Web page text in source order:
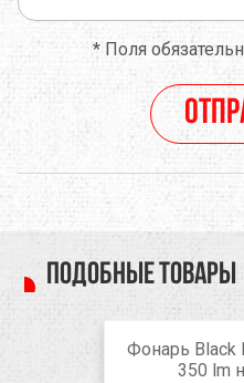
*Поля
Подобные товары
Фонарь Black
350 lm